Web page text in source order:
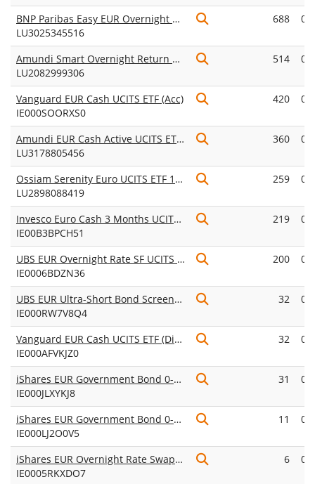
BNP Paribas Easy EUR Overnight UCITS ETF Acc
LU3025345516
688
Amundi Smart Overnight Return UCITS ETF Dist
LU2082999306
514
Vanguard EUR Cash UCITS ETF (Acc)
IE000SOORXS0
420
Amundi EUR Cash Active UCITS ETF Acc
LU3178805456
360
Ossiam Serenity Euro UCITS ETF 1C (EUR)
LU2898088419
259
Invesco Euro Cash 3 Months UCITS ETF
IE00B3BPCH51
219
UBS EUR Overnight Rate SF UCITS ETF EUR acc
IE0006BDZN36
200
UBS EUR Ultra-Short Bond Screened UCITS ETF EUR acc
IE000RW7V8Q4
32
Vanguard EUR Cash UCITS ETF (Dist)
IE000AFVKJZ0
32
iShares EUR Government Bond 0-3 Month UCITS ETF EUR (Acc)
IE000JLXYKJ8
31
iShares EUR Government Bond 0-3 Month UCITS ETF EUR (Dist)
IE000LJ2O0V5
11
iShares EUR Overnight Rate Swap UCITS ETF (Acc)
IE0005RKXDO7
6